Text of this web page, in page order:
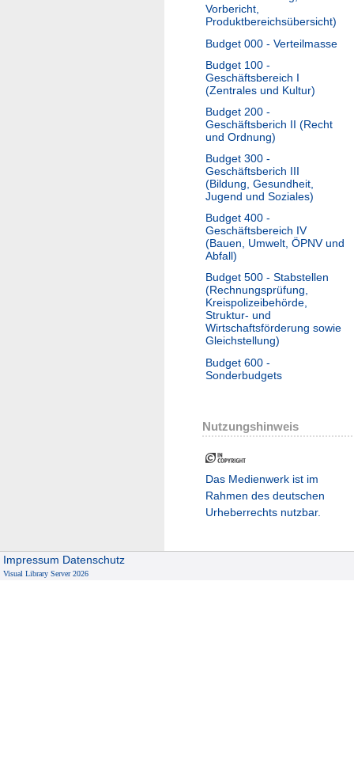
Vorbericht,
Produktbereichsübersicht)
Budget 000 - Verteilmasse
Budget 100 -
Geschäftsbereich I
(Zentrales und Kultur)
Budget 200 -
Geschäftsberich II (Recht
und Ordnung)
Budget 300 -
Geschäftsberich III
(Bildung, Gesundheit,
Jugend und Soziales)
Budget 400 -
Geschäftsbereich IV
(Bauen, Umwelt, ÖPNV und
Abfall)
Budget 500 - Stabstellen
(Rechnungsprüfung,
Kreispolizeibehörde,
Struktur- und
Wirtschaftsförderung sowie
Gleichstellung)
Budget 600 -
Sonderbudgets
Nutzungshinweis
Das Medienwerk ist im
Rahmen des deutschen
Urheberrechts nutzbar.
Impressum Datenschutz
Visual Library Server 2026